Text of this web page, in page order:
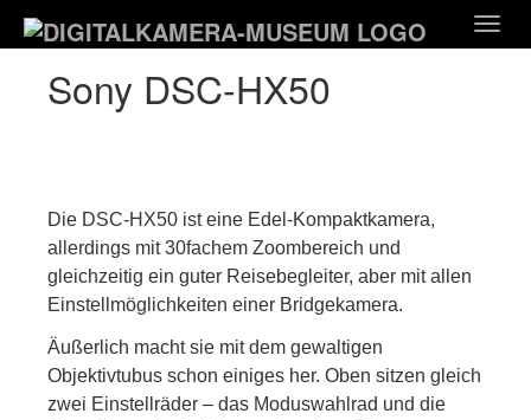
Hauptinhalt
Sony DSC-HX50
Die DSC-HX50 ist eine Edel-Kompaktkamera,
allerdings mit 30fachem Zoombereich und
gleichzeitig ein guter Reisebegleiter, aber mit allen
Einstellmöglichkeiten einer Bridgekamera.
Äußerlich macht sie mit dem gewaltigen
Objektivtubus schon einiges her. Oben sitzen gleich
zwei Einstellräder – das Moduswahlrad und die